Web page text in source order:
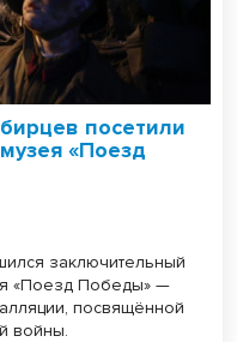
посетили
«Поезд
заключительный
«Поезд Победы» —
посвящённой
войны.